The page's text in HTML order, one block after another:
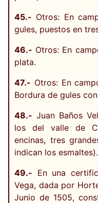
45.- Otros: En
gules, puestos en
46.- Otros: En
plata.
47.- Otros: En
Bordura de gules
48.- Juan Baños
los del valle de
encinas, tres
indican los esmaltes).
49.- En una
Vega, dada por
Junio de 1505,